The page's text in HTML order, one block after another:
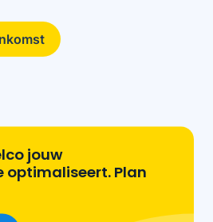
jouw
optimaliseert. Plan